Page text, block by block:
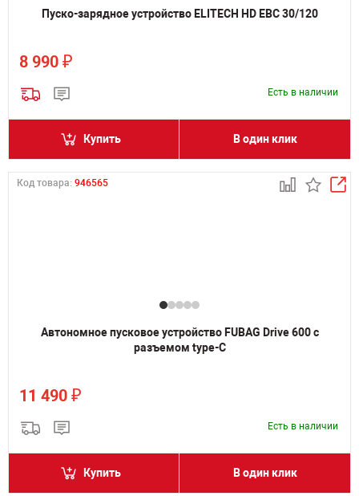
Пуско-зарядное устройство ELITECH HD EBC 30/120
8 990 ₽
Есть в наличии
Купить В один клик
Код товара: 946565
Автономное пусковое устройство FUBAG Drive 600 с
разъемом type-C
11 490 ₽
Есть в наличии
Купить В один клик